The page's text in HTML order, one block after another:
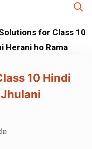
for Class 10
Herani ho Rama
10 Hindi